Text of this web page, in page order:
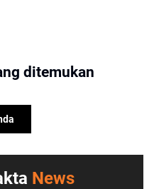
ditemukan
News